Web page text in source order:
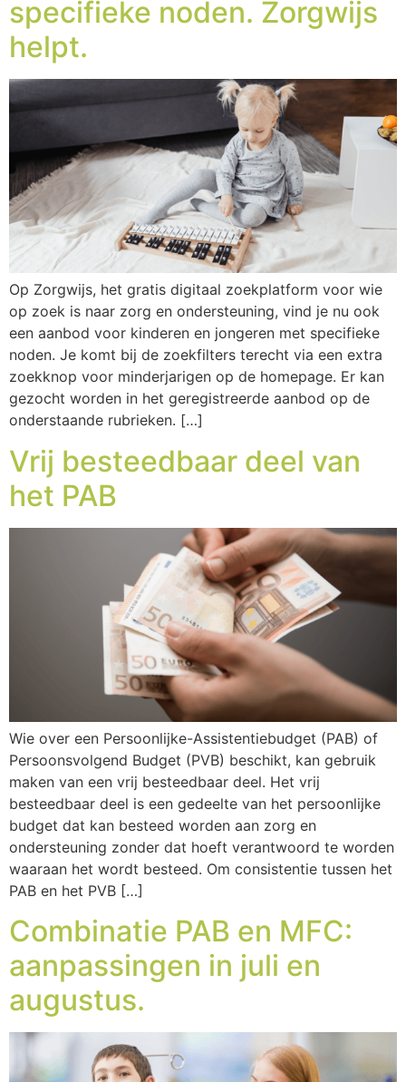
specifieke noden. Zorgwijs
helpt.
Op Zorgwijs, het gratis digitaal zoekplatform voor wie
op zoek is naar zorg en ondersteuning, vind je nu ook
een aanbod voor kinderen en jongeren met specifieke
noden. Je komt bij de zoekfilters terecht via een extra
zoekknop voor minderjarigen op de homepage. Er kan
gezocht worden in het geregistreerde aanbod op de
onderstaande rubrieken. […]
Vrij besteedbaar deel van
het PAB
Wie over een Persoonlijke-Assistentiebudget (PAB) of
Persoonsvolgend Budget (PVB) beschikt, kan gebruik
maken van een vrij besteedbaar deel. Het vrij
besteedbaar deel is een gedeelte van het persoonlijke
budget dat kan besteed worden aan zorg en
ondersteuning zonder dat hoeft verantwoord te worden
waaraan het wordt besteed. Om consistentie tussen het
PAB en het PVB […]
Combinatie PAB en MFC:
aanpassingen in juli en
augustus.